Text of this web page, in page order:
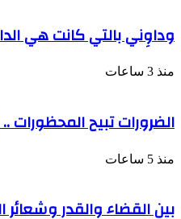
وداوِني بالتي كانت هي
منذ 3 ساعات
الضرورات تبيح المحظورات
منذ 5 ساعات
بين القضاء والقدر